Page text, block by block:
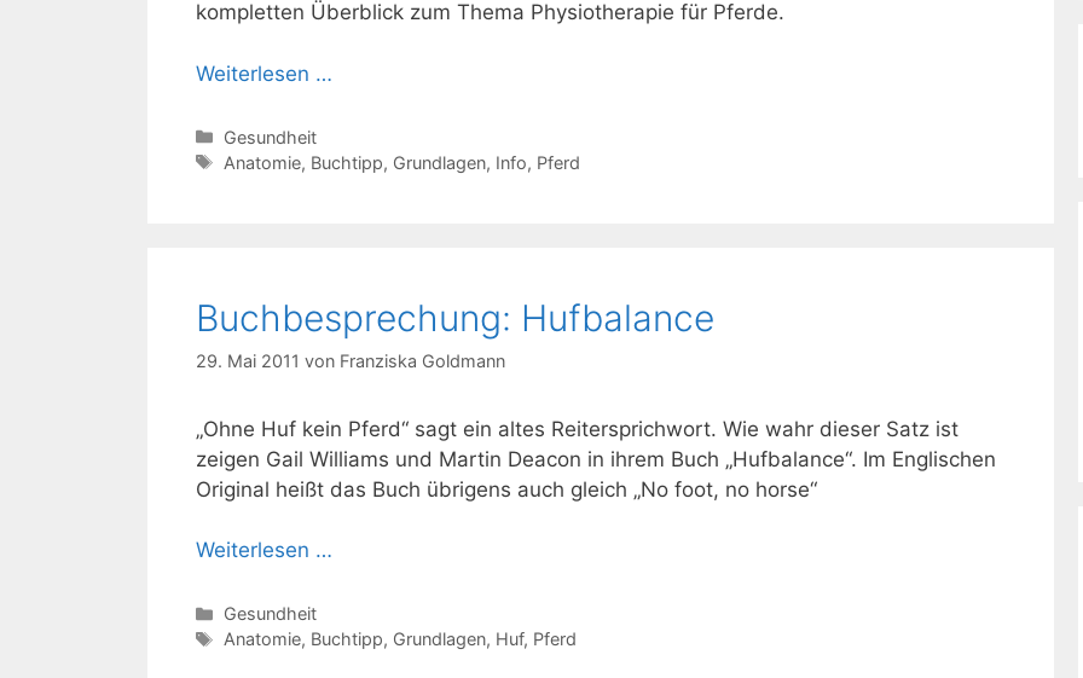
kompletten Überblick zum Thema Physiotherapie für Pferde.
Weiterlesen …
Kategorien
Gesundheit
Schlagwörter
Anatomie, Buchtipp, Grundlagen, Info, Pferd
Buchbesprechung: Hufbalance
29. Mai 2011 von Franziska Goldmann
„Ohne Huf kein Pferd“ sagt ein altes Reitersprichwort. Wie wahr dieser Satz ist
zeigen Gail Williams und Martin Deacon in ihrem Buch „Hufbalance“. Im Englischen
Original heißt das Buch übrigens auch gleich „No foot, no horse“
Weiterlesen …
Kategorien
Gesundheit
Schlagwörter
Anatomie, Buchtipp, Grundlagen, Huf, Pferd